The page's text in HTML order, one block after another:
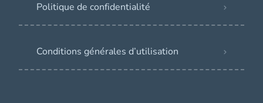
Politique de confidentialité
Conditions générales d’utilisation